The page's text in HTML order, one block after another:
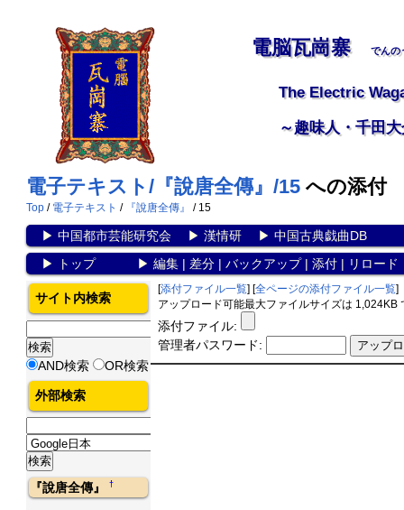
電脳瓦崗寨 でんの
The Electric
～趣味人・千田
電子テキスト/『說唐全傳』/15 への添付
Top / 電子テキスト / 『說唐全傳』 / 15
▶ 中国都市芸能研究会▶ 漢情研▶ 中国古典戯曲DB
▶
トップ▶ 編集| 差分| バックアップ| 添付| リロード
[添付ファイル一覧] [全ページの添付ファイル一覧]
アップロード可能最大ファイルサイズは 1,024KB
添付ファイル:
管理者パスワード:
サイト内検索
AND検索 OR検索
外部検索
『說唐全傳』†